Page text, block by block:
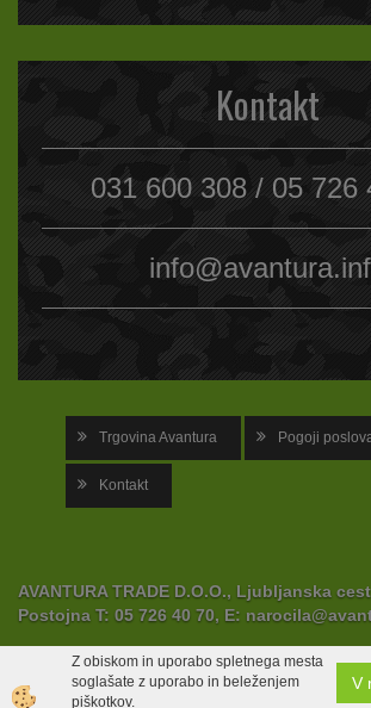
Kontakt
031 600 308 / 05 726
Trgovina Avantura Pogoji
Kontakt
AVANTURA TRADE D.O.O., Ljubljanska
Postojna T: 05 726 40 70, E:
Izdelava spletne trgovine
Z obiskom in uporabo spletnega mesta
soglašate z uporabo in beleženjem
piškotkov.
V